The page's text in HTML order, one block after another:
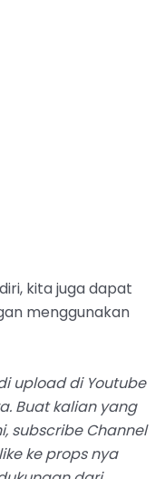
kita juga dapat
menggunakan
upload di Youtube
Buat kalian yang
subscribe Channel
ke props nya